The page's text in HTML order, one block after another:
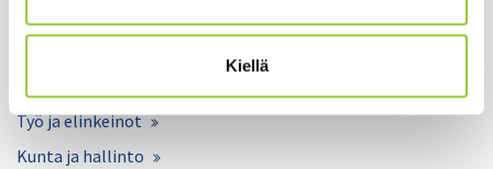
Kiellä
Työ ja elinkeinot
Kunta ja hallinto